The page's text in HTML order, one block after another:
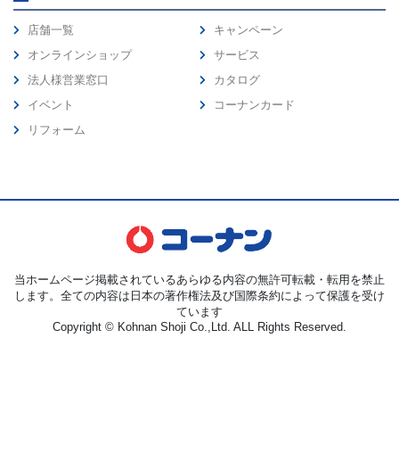
店舗一覧
オンラインショップ
法人様営業窓口
イベント
リフォーム
キャンペーン
サービス
カタログ
コーナンカード
当ホームページ掲載されているあらゆる内容の無許可転載・転用を禁止
します。全ての内容は日本の著作権法及び国際条約によって保護を受け
ています
Copyright © Kohnan Shoji Co.,Ltd. ALL Rights Reserved.